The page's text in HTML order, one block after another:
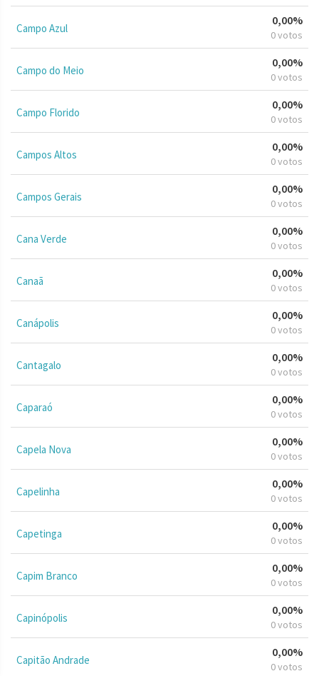
Campo Azul
0,00%
0 votos
Campo do Meio
0,00%
0 votos
Campo Florido
0,00%
0 votos
Campos Altos
0,00%
0 votos
Campos Gerais
0,00%
0 votos
Cana Verde
0,00%
0 votos
Canaã
0,00%
0 votos
Canápolis
0,00%
0 votos
Cantagalo
0,00%
0 votos
Caparaó
0,00%
0 votos
Capela Nova
0,00%
0 votos
Capelinha
0,00%
0 votos
Capetinga
0,00%
0 votos
Capim Branco
0,00%
0 votos
Capinópolis
0,00%
0 votos
Capitão Andrade
0,00%
0 votos